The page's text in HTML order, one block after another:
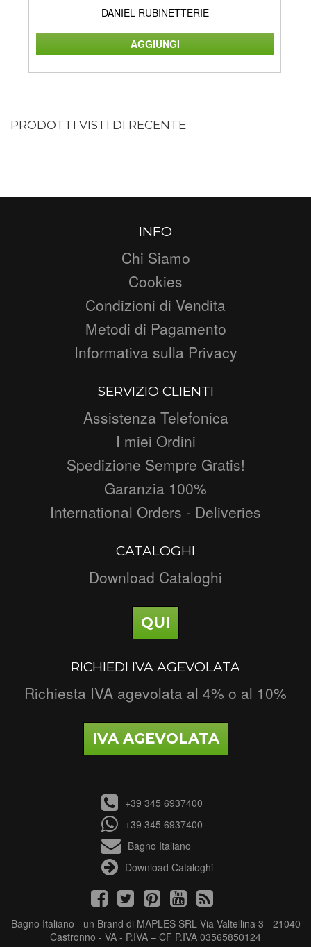
DANIEL RUBINETTERIE
PRODOTTI VISTI DI RECENTE
INFO
Chi Siamo
Cookies
Condizioni di Vendita
Metodi di Pagamento
Informativa sulla Privacy
SERVIZIO CLIENTI
Assistenza Telefonica
I miei Ordini
Spedizione Sempre Gratis!
Garanzia 100%
International Orders - Deliveries
CATALOGHI
Download Cataloghi
QUI
RICHIEDI IVA AGEVOLATA
Richiesta IVA agevolata al 4% o al 10%
IVA AGEVOLATA
+39 345 6937400
+39 345 6937400
Bagno Italiano
Download Cataloghi
Bagno Italiano - un Brand di MAPLES SRL Via Valtellina 3 - 21040
Castronno - VA - P.IVA – CF P.IVA 03565850124